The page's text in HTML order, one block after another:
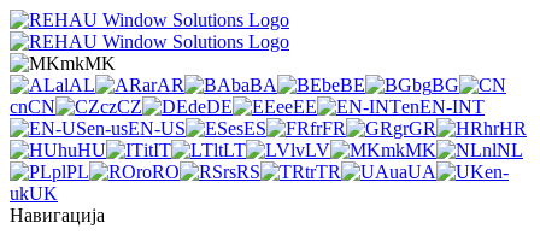
mkMK
alAL arAR baBA beBE bgBG
cnCN czCZ deDE eeEE enEN-INT
en-usEN-US esES frFR grGR hrHR
huHU itIT ltLT lvLV mkMK nlNL
plPL roRO rsRS trTR uaUA
en-
ukUK
Навигација